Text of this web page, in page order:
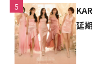
5
延